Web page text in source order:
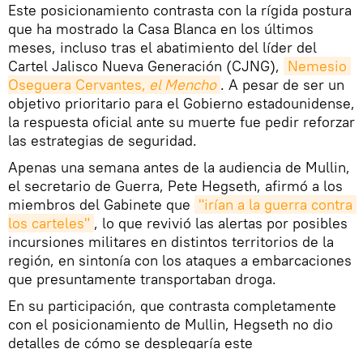
Este posicionamiento contrasta con la rígida postura
que ha mostrado la Casa Blanca en los últimos
meses, incluso tras el abatimiento del líder del
Cartel Jalisco Nueva Generación (CJNG), Nemesio
Oseguera Cervantes, el Mencho . A pesar de ser un
objetivo prioritario para el Gobierno estadounidense,
la respuesta oficial ante su muerte fue pedir reforzar
las estrategias de seguridad.
Apenas una semana antes de la audiencia de Mullin,
el secretario de Guerra, Pete Hegseth, afirmó a los
miembros del Gabinete que "irían a la guerra contra
los carteles" , lo que revivió las alertas por posibles
incursiones militares en distintos territorios de la
región, en sintonía con los ataques a embarcaciones
que presuntamente transportaban droga.
En su participación, que contrasta completamente
con el posicionamiento de Mullin, Hegseth no dio
detalles de cómo se desplegaría este